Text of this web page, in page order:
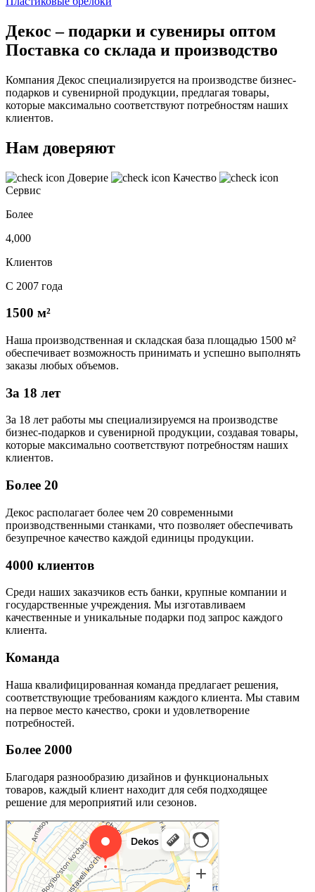
Декос – подарки и сувениры оптом
Поставка со склада и производство
Компания Декос специализируется на производстве бизнес-
подарков и сувенирной продукции, предлагая товары,
которые максимально соответствуют потребностям наших
клиентов.
Нам доверяют
Доверие
Качество
Сервис
Более
4,000
Клиентов
С 2007 года
1500 м²
Наша производственная и складская база площадью 1500 м²
обеспечивает возможность принимать и успешно выполнять
заказы любых объемов.
За 18 лет
За 18 лет работы мы специализируемся на производстве
бизнес-подарков и сувенирной продукции, создавая товары,
которые максимально соответствуют потребностям наших
клиентов.
Более 20
Декос располагает более чем 20 современными
производственными станками, что позволяет обеспечивать
безупречное качество каждой единицы продукции.
4000 клиентов
Среди наших заказчиков есть банки, крупные компании и
государственные учреждения. Мы изготавливаем
качественные и уникальные подарки под запрос каждого
клиента.
Команда
Наша квалифицированная команда предлагает решения,
соответствующие требованиям каждого клиента. Мы ставим
на первое место качество, сроки и удовлетворение
потребностей.
Более 2000
Благодаря разнообразию дизайнов и функциональных
товаров, каждый клиент находит для себя подходящее
решение для мероприятий или сезонов.